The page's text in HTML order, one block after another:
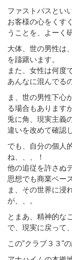
ファストパスとい
お客様の心をくす
うことを、よーく
大体、世の男性は
を躊躇います。
また、女性は何度
あんなに混んでる
ま、世の男性下心
る場合もあります
兎に角、現実主義
違いを改めて確認
でも、自分の個人
ね、、、！
他の追従を許さぬ
思想でも商業ベー
ま、その世界に浸
が、、。
とまあ、精神的な
で、現実に戻って
この”クラブ３３”